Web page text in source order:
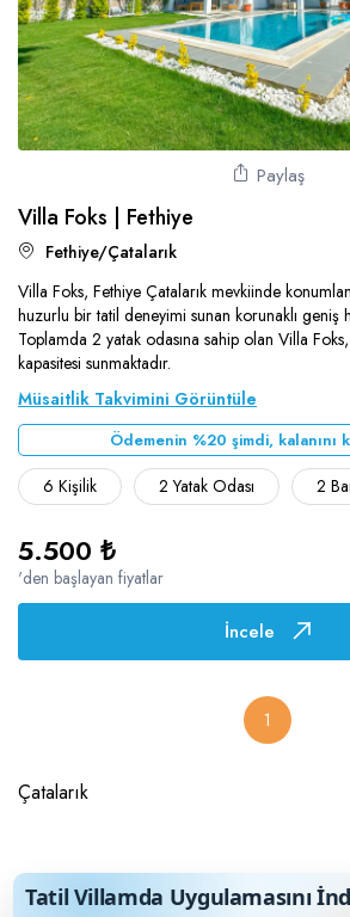
Ulugöl
Üzümlü
Yalı
Söğüt
Muhafazakar Villalar
Plaja Yakın Villalar
Saunalı Villalar
Sonsuzluk Havuzlu Villalar
Ultra Lüks Villalar
Paylaş
Villa Foks | Fethiye
Fethiye/Çatalarık
Villa Foks, Fethiye Çatalarık mevkiinde
huzurlu bir tatil deneyimi sunan korunaklı geniş
Toplamda 2 yatak odasına sahip olan Villa
kapasitesi sunmaktadır.
Müsaitlik Takvimini Görüntüle
Ödemenin %20 şimdi, kalanını
6 Kişilik 2 Yatak Odası 2
5.500 ₺
'den başlayan fiyatlar
İncele
1
Çatalarık
Tatil Villamda Uygulamasını